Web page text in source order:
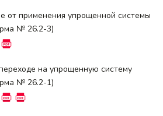
от применения упрощенной системы
№ 26.2-3)
на упрощенную систему
№ 26.2-1)